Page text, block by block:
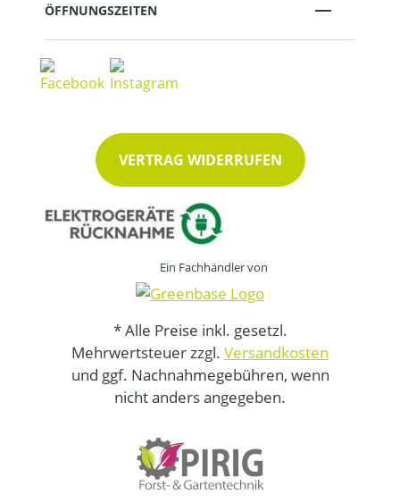
ÖFFNUNGSZEITEN
VERTRAG WIDERRUFEN
Ein Fachhändler von
* Alle Preise inkl. gesetzl.
Mehrwertsteuer zzgl. Versandkosten
und ggf. Nachnahmegebühren, wenn
nicht anders angegeben.